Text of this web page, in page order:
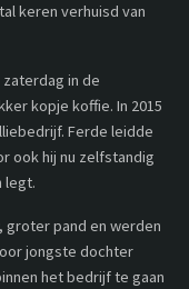
keren verhuisd van
in de
kopje koffie. In 2015
Ferde leidde
ook hij nu zelfstandig
legt.
groter pand en werden
jongste dochter
het bedrijf te gaan